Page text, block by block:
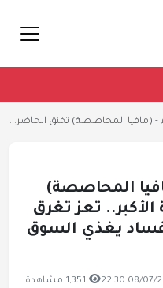
- (مافيا المحاصصة) تخنق الحاضر...
المحاصصة)
تعز تغرق
يغذي السوق
08/07/2026 1,351 مشاهدة